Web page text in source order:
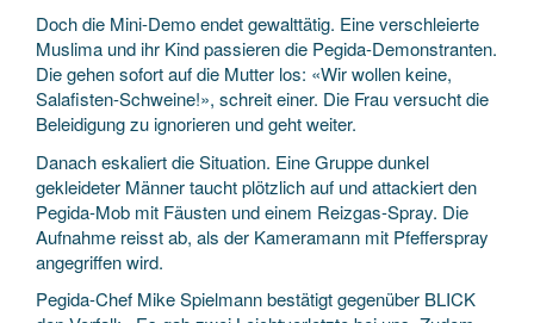
Doch die Mini-Demo endet gewalttätig. Eine verschleierte
Muslima und ihr Kind passieren die Pegida-Demonstranten.
Die gehen sofort auf die Mutter los: «Wir wollen keine,
Salafisten-Schweine!», schreit einer. Die Frau versucht die
Beleidigung zu ignorieren und geht weiter.
Danach eskaliert die Situation. Eine Gruppe dunkel
gekleideter Männer taucht plötzlich auf und attackiert den
Pegida-Mob mit Fäusten und einem Reizgas-Spray. Die
Aufnahme reisst ab, als der Kameramann mit Pfefferspray
angegriffen wird.
Pegida-Chef Mike Spielmann bestätigt gegenüber BLICK